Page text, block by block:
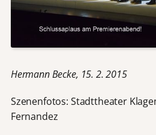
Hermann Becke, 15. 2. 2015
Szenenfotos: Stadttheater
Fernandez